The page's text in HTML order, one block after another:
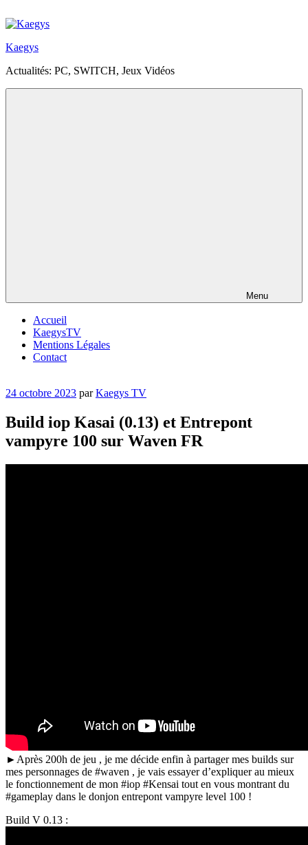
au
principal
Kaegys
Actualités: PC, SWITCH, Jeux Vidéos
Menu
Accueil
KaegysTV
Mentions Légales
Contact
Publié
24 octobre 2023 parKaegys TV
Build iop Kasai (0.13) et Entrepont
vampyre 100 sur Waven FR
►Après 200h de jeu , je me décide enfin à partager mes builds sur
mes personnages de #waven , je vais essayer d’expliquer au mieux
le fonctionnement de mon #iop #Kensai tout en vous montrant du
#gameplay dans le donjon entrepont vampyre level 100 !
Build V 0.13 :